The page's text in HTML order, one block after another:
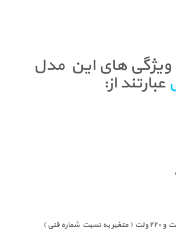
ویژگی های این مدل
عبارتند از: